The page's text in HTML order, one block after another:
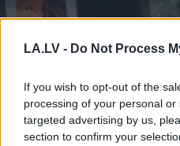
LA.LV - Do Not Process
If you wish to opt-out of the
processing of your personal
targeted advertising by us,
section to confirm your